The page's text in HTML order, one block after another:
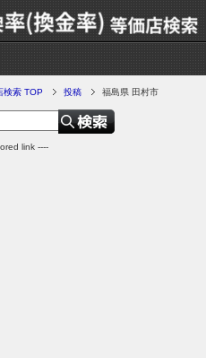
検索 TOP 投稿 福島県 田村市
link ----